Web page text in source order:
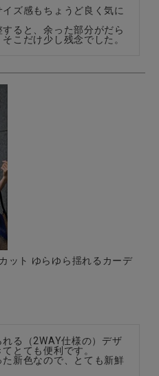
ズ感もちょうど良く気に
ると、余った部分がだら
こだけ少し残念でした。
ット ゆらゆら揺れるカーデ
る（2WAY仕様の）デザ
とても便利です。
新色なので、とても新鮮